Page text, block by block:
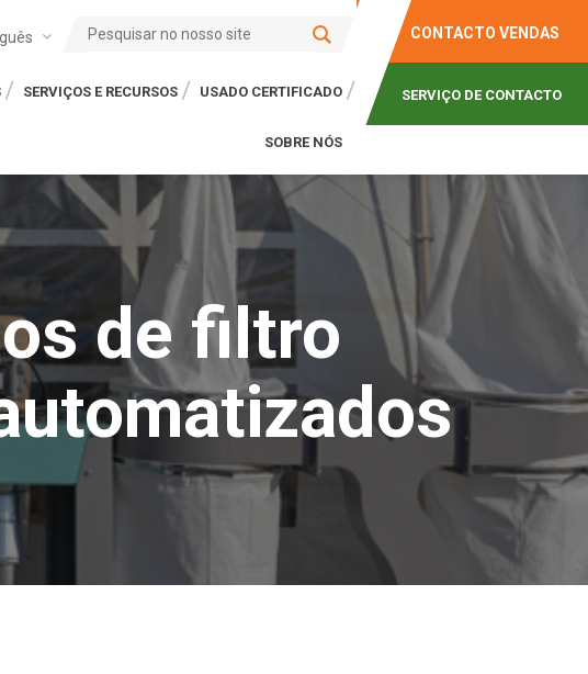
SERVIÇOS E RECURSOS USADO CERTIFICADO
SOBRE NÓS
CONTACTO VENDAS
SERVIÇO DE CONTACTO
de filtro